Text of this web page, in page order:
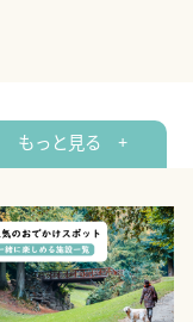
もっと見る +